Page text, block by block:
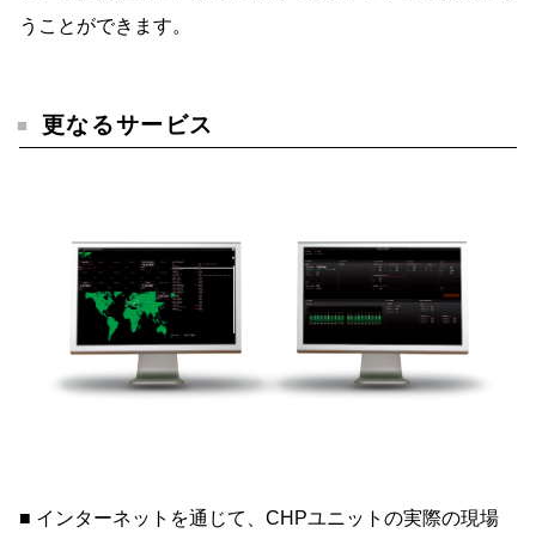
うことができます。
更なるサービス
■ インターネットを通じて、CHPユニットの実際の現場